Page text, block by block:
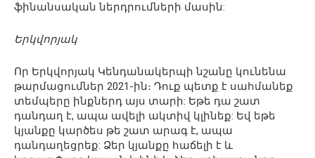
ֆինանսական ներդրումների մասին:
Երկվորյակ
Որ Երկվորյակ Կենդանակերպի նշանը կունենա
թարմացումներ 2021-ին։ Դուք պետք է սահմանեք
տեմպերը ինքներդ այս տարի: Եթե ​​դա շատ
դանդաղ է, ապա ավելի ակտիվ կլինեք: Եվ եթե
կյանքը կարծես թե շատ արագ է, ապա
դանդաղեցրեք: Ձեր կյանքը հաճելի է և